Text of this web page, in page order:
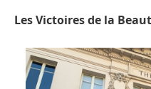
Les Victoires de la